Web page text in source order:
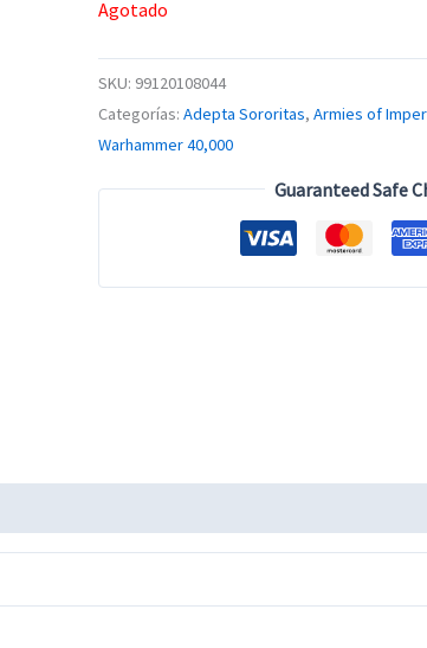
$3,030.00.
Agotado
SKU: 99120108044
Categorías: Adepta Sororitas, Armies of
Warhammer 40,000
Guaranteed Safe